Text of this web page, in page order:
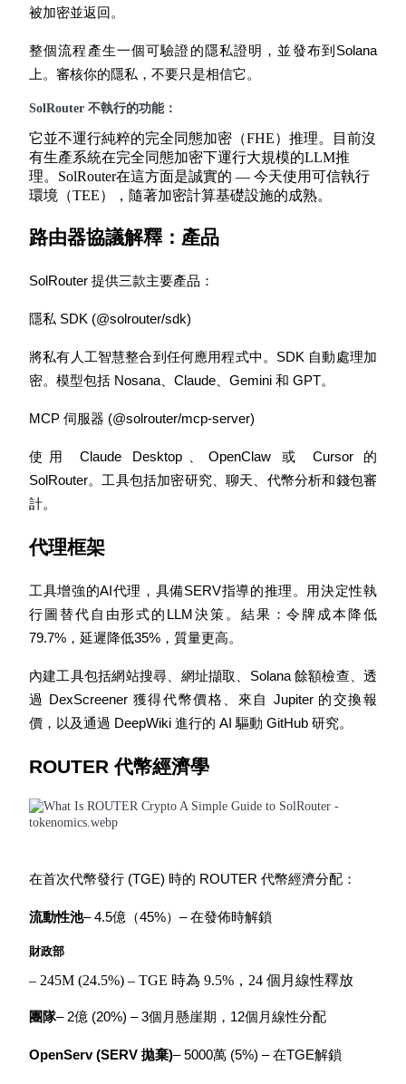
機槍池
一鍵質押鎖定高收益
Launchpool
活期質押獲得熱門資產
鎖倉BTR
借貸寶
定投理财
享受活期理財及長期收益
被加密並返回。
整個流程產生一個可驗證的隱私證明，並發布到Solana
上。審核你的隱私，不要只是相信它。
SolRouter 不執行的功能：
它並不運行純粹的完全同態加密（FHE）推理。目前沒
有生產系統在完全同態加密下運行大規模的LLM推
理。SolRouter在這方面是誠實的 — 今天使用可信執行
環境（TEE），隨著加密計算基礎設施的成熟。
路由器協議解釋：產品
SolRouter 提供三款主要產品：
隱私 SDK (@solrouter/sdk)
將私有人工智慧整合到任何應用程式中。SDK 自動處理加
密。模型包括 Nosana、Claude、Gemini 和 GPT。
MCP 伺服器 (@solrouter/mcp-server)
使用 Claude Desktop、OpenClaw 或 Cursor 的
SolRouter。工具包括加密研究、聊天、代幣分析和錢包審
計。
代理框架
工具增強的AI代理，具備SERV指導的推理。用決定性執
行圖替代自由形式的LLM決策。結果：令牌成本降低
79.7%，延遲降低35%，質量更高。
內建工具包括網站搜尋、網址擷取、Solana 餘額檢查、透
過 DexScreener 獲得代幣價格、來自 Jupiter 的交換報
價，以及通過 DeepWiki 進行的 AI 驅動 GitHub 研究。
ROUTER 代幣經濟學
在首次代幣發行 (TGE) 時的 ROUTER 代幣經濟分配：
流動性池– 4.5億（45%）– 在發佈時解鎖
財政部
– 245M (24.5%) – TGE 時為 9.5%，24 個月線性釋放
團隊– 2億 (20%) – 3個月懸崖期，12個月線性分配
OpenServ (SERV 拋棄)– 5000萬 (5%) – 在TGE解鎖